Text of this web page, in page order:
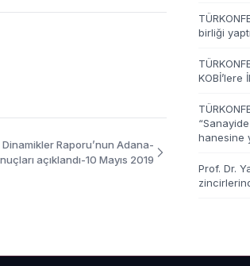
Raporu’nun Adana-
açıklandı-10 Mayıs 2019
birliği yaptı
KOBİ’lere
hanesine
Prof. Dr.